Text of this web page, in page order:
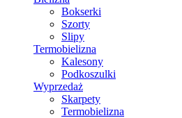
Bokserki
Szorty
Slipy
Termobielizna
Kalesony
Podkoszulki
Wyprzedaż
Skarpety
Termobielizna